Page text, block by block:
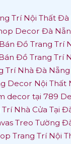
Trí Nội Thất
Decor Đà
Đồ Trang Trí
Đồ Trang Trí
Trí Nhà Đà
Decor Nội Thất
decor tại 789
Nhà Cửa Tại
Treo Tường
Trang Trí Nội